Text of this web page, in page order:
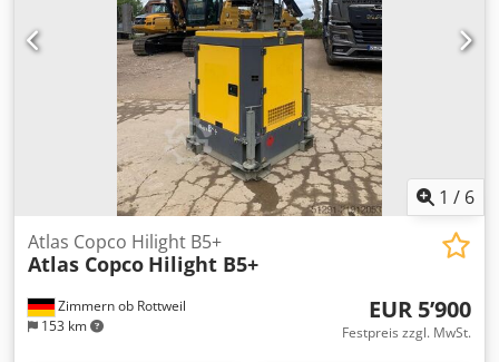
1 / 6
Zimmern ob Rottweil
153 km
Atlas Copco Hilight B5+
Atlas Copco Hilight B5+
EUR 5’900
Festpreis zzgl. MwSt.